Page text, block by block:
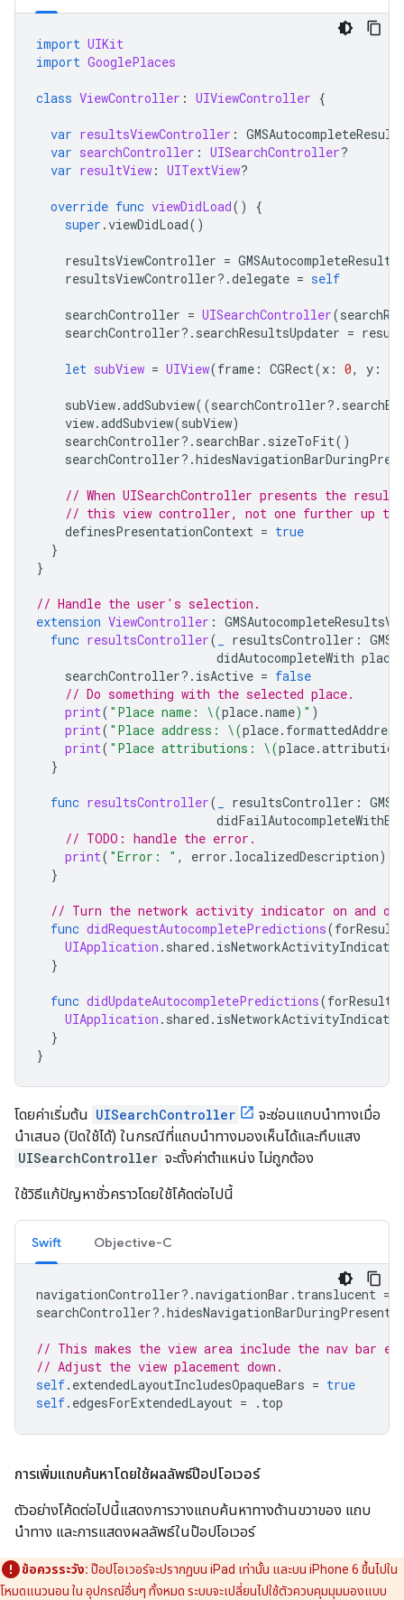
import UIKit
import GooglePlaces
class ViewController : UIViewController {
var resultsViewController :
var searchController : UISearchController?
var resultView : UITextView?
override func viewDidLoad()
{
super .viewDidLoad()
resultsViewController =
resultsViewController?.delegate = self
searchController = UISearchController(
searchController?. searchResultsUpdater =
let subView = UIView(frame : CGRect(x : 0, y :
subView.addSubview((searchController?.
view.addSubview(subView)
searchController?. searchBar . sizeToFit()
searchController?.
// When UISearchController presents the
// this view controller, not one further up
definesPresentationContext = true
}
}
// Handle the user's selection.
extension ViewController :
func resultsController( resultsController :
didAutocompleteWith place
searchController?. isActive = false
// Do something with the selected place.
print( "Place name: \(place.name) " )
print( "Place address: \(place. formattedAddress
print( "Place attributions: \(place.
}
func resultsController( resultsController :
// TODO: handle the error.
print( "Error: " , error . localizedDescription)
}
// Turn the network activity indicator on and
func didRequestAutocompletePredictions(
UIApplication . shared .
}
func didUpdateAutocompletePredictions(
UIApplication . shared .
}
}
โดยค่าเริ่มต้น UISearchController
จะซ่อนแถบนำทางเมื่อ
นำเสนอ (ปิดใช้ได้) ในกรณีที่แถบนำทางมองเห็นได้และทึบแสง
UISearchController จะตั้งค่าตําแหน่ง ไม่ถูกต้อง
ใช้วิธีแก้ปัญหาชั่วคราวโดยใช้โค้ดต่อไปนี้
Swift Objective-C
navigationController?.navigationBar . translucent =
searchController?.
// This makes the view area include the nav bar
// Adjust the view placement down.
self. extendedLayoutIncludesOpaqueBars = true
self. edgesForExtendedLayout = . top
การเพิ่มแถบค้นหาโดยใช้ผลลัพธ์ป๊อปโอเวอร์
ตัวอย่างโค้ดต่อไปนี้แสดงการวางแถบค้นหาทางด้านขวาของ แถบ
นำทาง และการแสดงผลลัพธ์ในป๊อปโอเวอร์
ข้อควรระวัง: ป๊อปโอเวอร์จะปรากฏบน iPad เท่านั้น และบน iPhone 6 ขึ้นไปใน
โหมดแนวนอน ใน อุปกรณ์อื่นๆ ทั้งหมด ระบบจะเปลี่ยนไปใช้ตัวควบคุมมุมมองแบบ